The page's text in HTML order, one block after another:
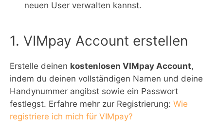
neuen User verwalten kannst.
1. VIMpay Account erstellen
Erstelle deinen kostenlosen VIMpay Account,
indem du deinen vollständigen Namen und deine
Handynummer angibst sowie ein Passwort
festlegst. Erfahre mehr zur Registrierung: Wie
registriere ich mich für VIMpay?